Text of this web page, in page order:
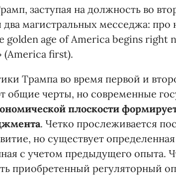
заступая на должность во
два магистральных месседжа: про
golden age of America begins right
(America first).
Трампа во время первой и
общие черты, но современные
плоскости
. Четко прослеживается
но существует
с учетом предыдущего опыта.
приобретенный регуляторный